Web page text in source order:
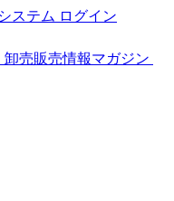
ステム ログイン
売販売情報マガジン